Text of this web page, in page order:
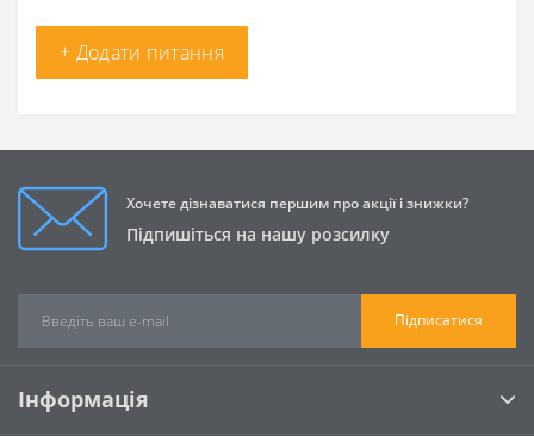
+ Додати питання
Хочете дізнаватися першим про акції і знижки?
Підпишіться на нашу розсилку
Підписатися
Інформація